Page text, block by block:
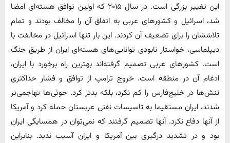
این تغییر بزرگی است. در سال ۲۰۱۵ که اولین توافق هسته‌ای امضا
شد، اسرائیل و کشورهای عربی به اتفاق آن را مخالف بودند و تمام
تلاششان را برای تضعیف آن کردند. این بار تنها اسرائیل در مخالفت با
دیپلماسی، خواستار نابودی توانایی‌های هسته‌ای ایران از طریق جنگ
است. کشورهای عربی تصمیم گرفته‌اند بهترین راه برخورد با ایران،
ادغام آن در منطقه است. خروج ترامپ از توافق و فشار حداکثری
تنش‌ها در خلیج‌فارس را کم نکرد، بلکه بدتر کرد. حوثی‌ها تهاجمی‌تر
شدند، ایران مستقیما به تاسیسات نفتی عربستان حمله کرد و آمریکا
از آنها دفاع نکرد. آنها تصمیم گرفتند که نمی‌توان در همسایگی ایران
بود و در تشدید درگیری بین آمریکا و ایران آسیب ندید. بنابراین